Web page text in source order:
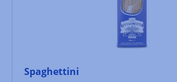
Spaghettini